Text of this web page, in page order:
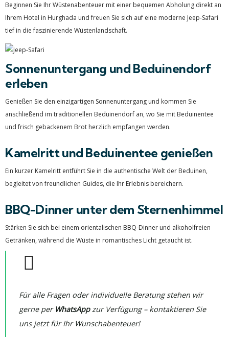
Beginnen Sie Ihr Wüstenabenteuer mit einer bequemen Abholung direkt an
Ihrem Hotel in Hurghada und freuen Sie sich auf eine moderne Jeep-Safari
tief in die faszinierende Wüstenlandschaft.
Sonnenuntergang und Beduinendorf
erleben
Genießen Sie den einzigartigen Sonnenuntergang und kommen Sie
anschließend im traditionellen Beduinendorf an, wo Sie mit Beduinentee
und frisch gebackenem Brot herzlich empfangen werden.
Kamelritt und Beduinentee genießen
Ein kurzer Kamelritt entführt Sie in die authentische Welt der Beduinen,
begleitet von freundlichen Guides, die Ihr Erlebnis bereichern.
BBQ-Dinner unter dem Sternenhimmel
Stärken Sie sich bei einem orientalischen BBQ-Dinner und alkoholfreien
Getränken, während die Wüste in romantisches Licht getaucht ist.
Für alle Fragen oder individuelle Beratung stehen wir
gerne per WhatsAppzur Verfügung – kontaktieren Sie
uns jetzt für Ihr Wunschabenteuer!